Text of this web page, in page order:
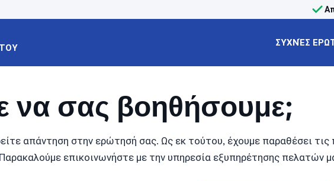
ΣΥΧΝΈΣ
να σας βοηθήσουμε;
απάντηση στην ερώτησή σας. Ως εκ τούτου, έχουμε παραθέσει τις
επικοινωνήστε με την υπηρεσία εξυπηρέτησης πελατών